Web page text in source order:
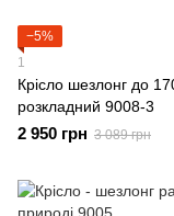
−5%
1
Крісло шезлонг до
розкладний 9008-3
2 950 грн 3 089 грн